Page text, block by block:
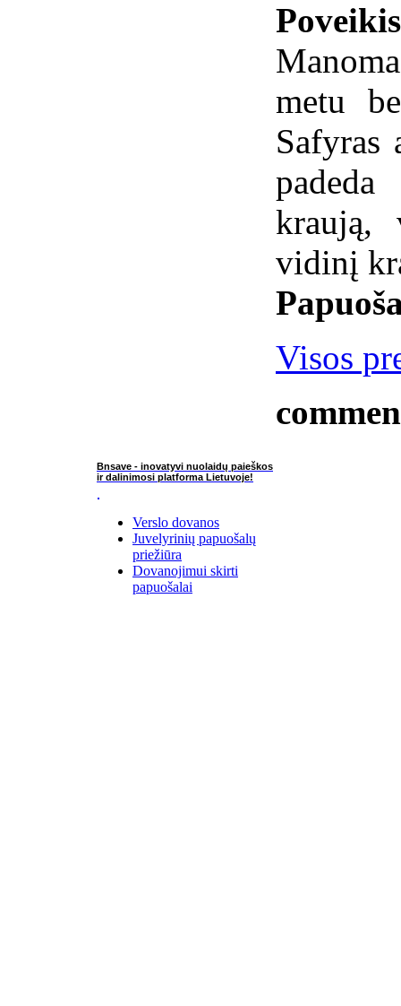
metu
Safyras
kraują,
vidinį
Visos
Bnsave - inovatyvi nuolaidų paieškos
ir dalinimosi platforma Lietuvoje!
Verslo dovanos
Juvelyrinių papuošalų
priežiūra
Dovanojimui skirti
papuošalai